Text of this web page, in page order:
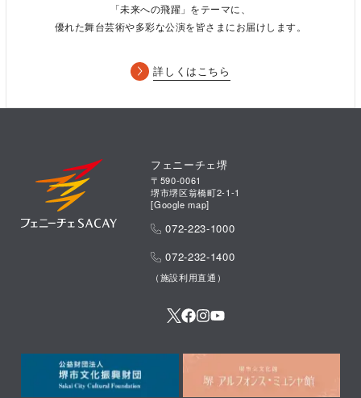
「未来への飛躍」をテーマに、
優れた舞台芸術や多彩な公演を皆さまにお届けします。
詳しくはこちら
フェニーチェ堺
〒590-0061
堺市堺区翁橋町2-1-1
[Google map]
072-223-1000
072-232-1400
（施設利用直通）